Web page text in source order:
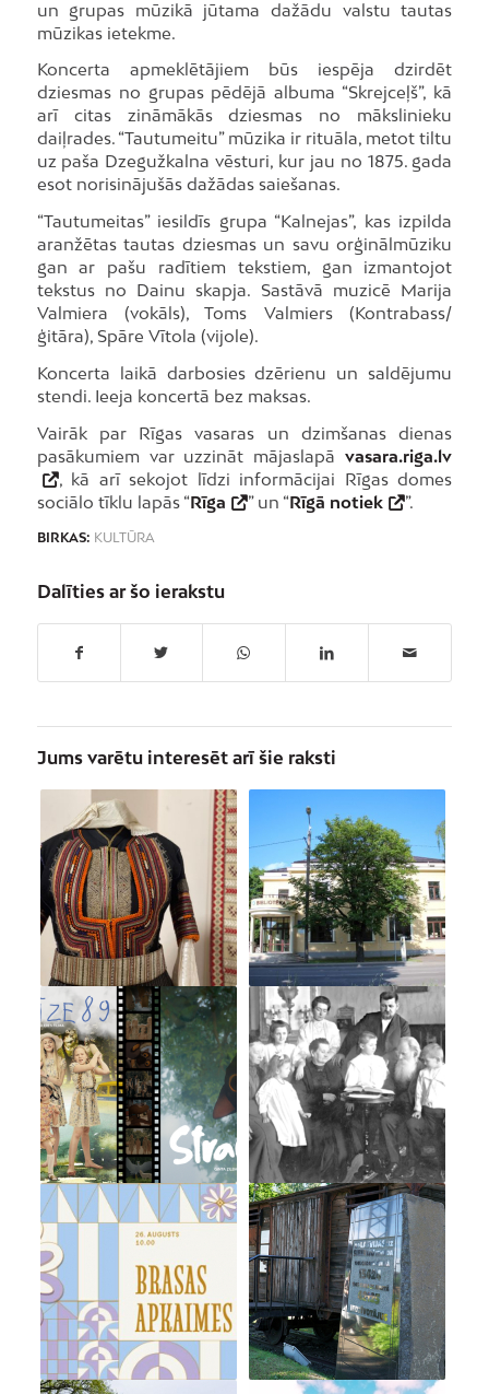
un grupas mūzikā jūtama dažādu valstu tautas
mūzikas ietekme.
Koncerta apmeklētājiem būs iespēja dzirdēt
dziesmas no grupas pēdējā albuma “Skrejceļš”, kā
arī citas zināmākās dziesmas no mākslinieku
daiļrades. “Tautumeitu” mūzika ir rituāla, metot tiltu
uz paša Dzegužkalna vēsturi, kur jau no 1875. gada
esot norisinājušās dažādas saiešanas.
“Tautumeitas” iesildīs grupa “Kalnejas”, kas izpilda
aranžētas tautas dziesmas un savu orģinālmūziku
gan ar pašu radītiem tekstiem, gan izmantojot
tekstus no Dainu skapja. Sastāvā muzicē Marija
Valmiera (vokāls), Toms Valmiers (Kontrabass/
ģitāra), Spāre Vītola (vijole).
Koncerta laikā darbosies dzērienu un saldējumu
stendi. Ieeja koncertā bez maksas.
Vairāk par Rīgas vasaras un dzimšanas dienas
pasākumiem var uzzināt mājaslapāvasara.riga.lv
, kā arī sekojot līdzi informācijai Rīgas domes
sociālo tīklu lapās “Rīga ” un “Rīgā notiek ”.
BIRKAS: KULTŪRA
Dalīties ar šo ierakstu
Jums varētu interesēt arī šie raksti